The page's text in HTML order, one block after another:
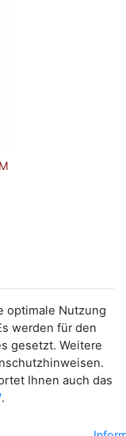
optimale Nutzung
werden für den
gesetzt. Weitere
Ihnen auch das
.